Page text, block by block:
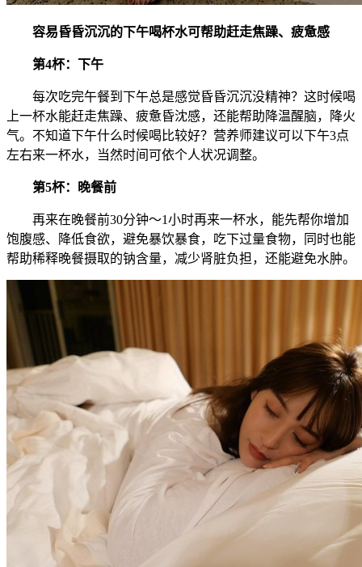
容易昏昏沉沉的下午喝杯水可帮助赶走焦躁、疲惫感
第4杯：下午
每次吃完午餐到下午总是感觉昏昏沉沉没精神？这时候喝
上一杯水能赶走焦躁、疲惫昏沈感，还能帮助降温醒脑，降火
气。不知道下午什么时候喝比较好？营养师建议可以下午3点
左右来一杯水，当然时间可依个人状况调整。
第5杯：晚餐前
再来在晚餐前30分钟～1小时再来一杯水，能先帮你增加
饱腹感、降低食欲，避免暴饮暴食，吃下过量食物，同时也能
帮助稀释晚餐摄取的钠含量，减少肾脏负担，还能避免水肿。